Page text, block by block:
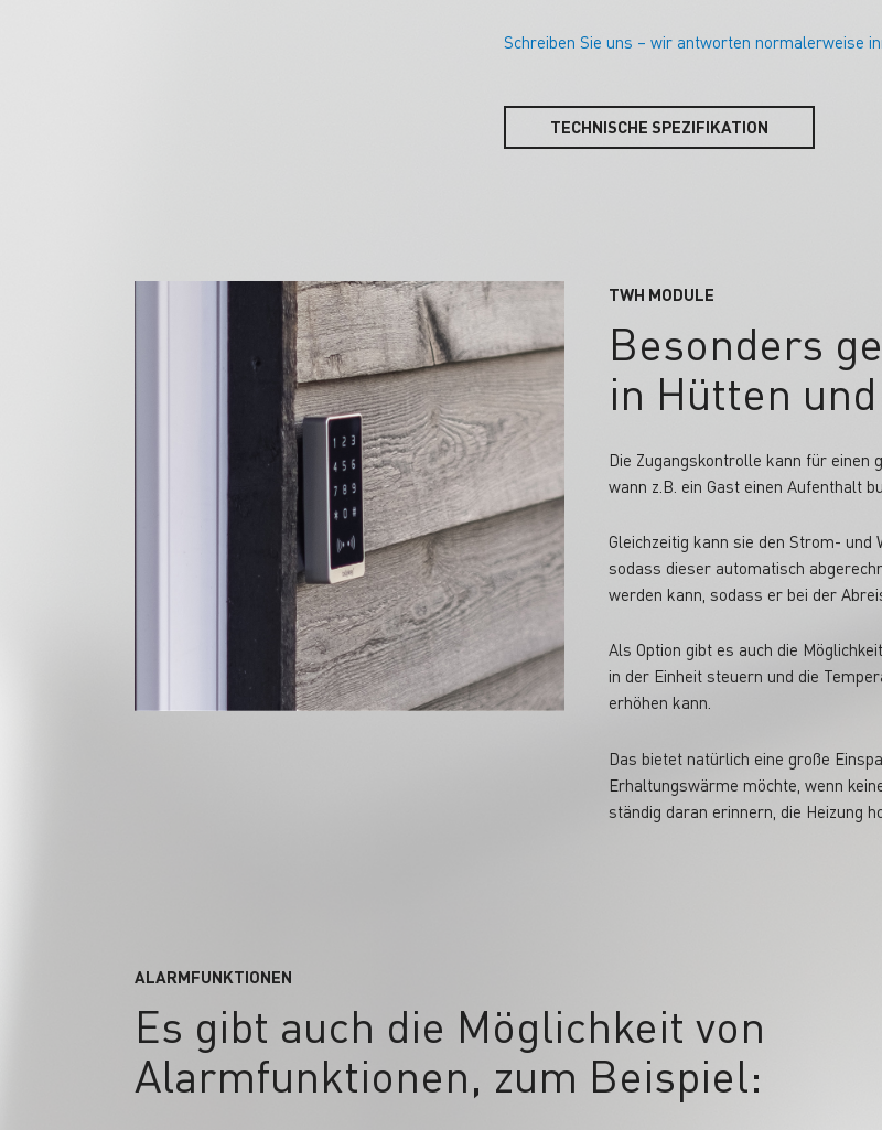
Schreiben Sie uns – wir antworten normalerweise
TECHNISCHE SPEZIFIKATION
TWH MODULE
Besonders
in Hütten
Die Zugangskontrolle kann für einen
wann z.B. ein Gast einen Aufenthalt
Gleichzeitig kann sie den Strom-
sodass dieser automatisch
werden kann, sodass er bei der
Als Option gibt es auch die
in der Einheit steuern und die
erhöhen kann.
Das bietet natürlich eine große
Erhaltungswärme möchte, wenn
ständig daran erinnern, die Heizung
ALARMFUNKTIONEN
Es gibt auch die Möglichkeit von
Alarmfunktionen, zum Beispiel: